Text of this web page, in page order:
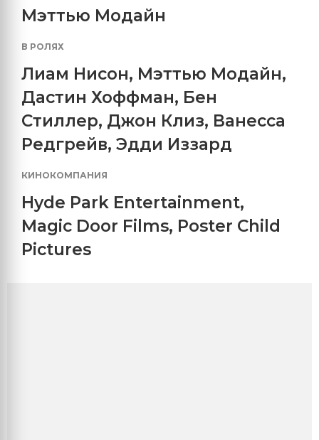
Мэттью Модайн
В РОЛЯХ
Лиам Нисон, Мэттью Модайн,
Дастин Хоффман, Бен
Стиллер, Джон Клиз, Ванесса
Редгрейв, Эдди Иззард
КИНОКОМПАНИЯ
Hyde Park Entertainment,
Magic Door Films, Poster Child
Pictures